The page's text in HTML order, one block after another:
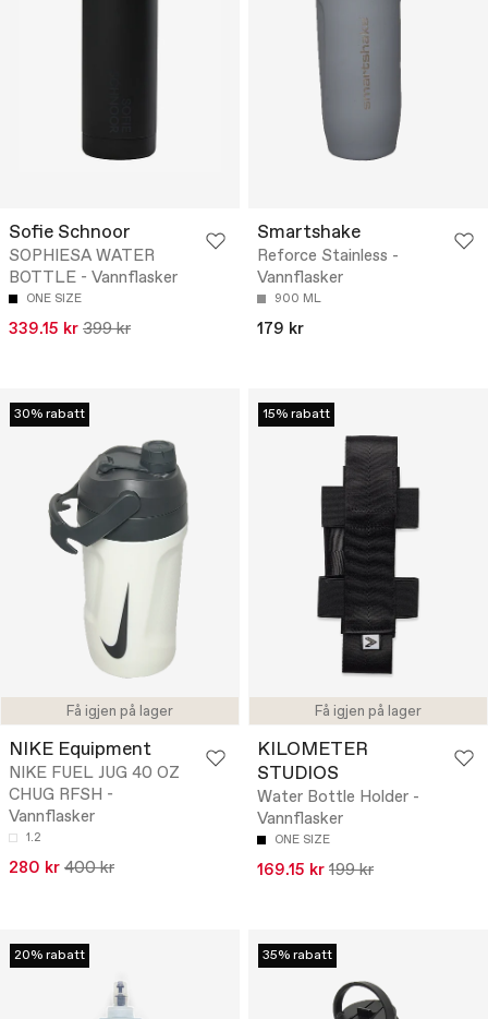
Sofie Schnoor
SOPHIESA WATER
BOTTLE - Vannflasker
ONE SIZE
339.15 kr 399 kr
Smartshake
Reforce Stainless -
Vannflasker
900 ML
179 kr
Få igjen på lager
30% rabatt
NIKE Equipment
NIKE FUEL JUG 40 OZ
CHUG RFSH -
Vannflasker
1.2
280 kr 400 kr
Få igjen på lager
15% rabatt
KILOMETER
STUDIOS
Water Bottle Holder -
Vannflasker
ONE SIZE
169.15 kr 199 kr
20% rabatt 35% rabatt